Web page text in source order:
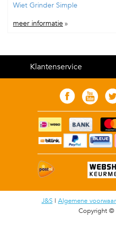
Wiet Grinder Simple
meer informatie »
Klantenservice
J&S | Algemene
Copyright ©